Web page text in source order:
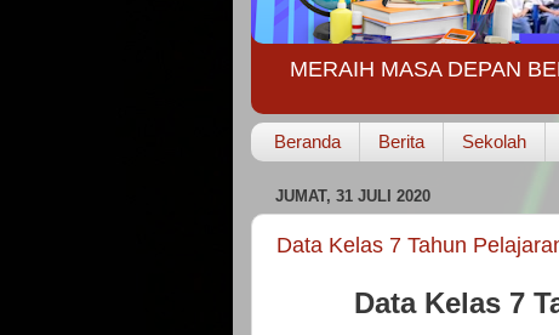
MERAIH MASA DEPAN
Beranda Berita Sekolah
JUMAT, 31 JULI 2020
Data Kelas 7 Tahun
Data Kelas 7